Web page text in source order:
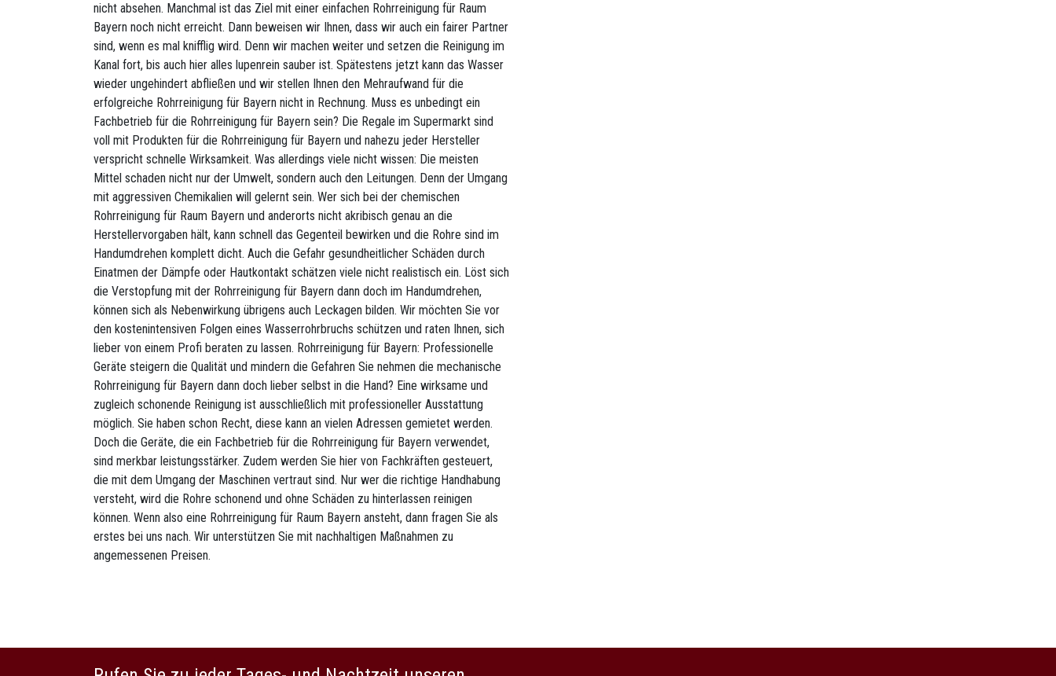
nicht absehen. Manchmal ist das Ziel mit einer einfachen Rohrreinigung für Raum
Bayern noch nicht erreicht. Dann beweisen wir Ihnen, dass wir auch ein fairer Partner
sind, wenn es mal knifflig wird. Denn wir machen weiter und setzen die Reinigung im
Kanal fort, bis auch hier alles lupenrein sauber ist. Spätestens jetzt kann das Wasser
wieder ungehindert abfließen und wir stellen Ihnen den Mehraufwand für die
erfolgreiche Rohrreinigung für Bayern nicht in Rechnung. Muss es unbedingt ein
Fachbetrieb für die Rohrreinigung für Bayern sein? Die Regale im Supermarkt sind
voll mit Produkten für die Rohrreinigung für Bayern und nahezu jeder Hersteller
verspricht schnelle Wirksamkeit. Was allerdings viele nicht wissen: Die meisten
Mittel schaden nicht nur der Umwelt, sondern auch den Leitungen. Denn der Umgang
mit aggressiven Chemikalien will gelernt sein. Wer sich bei der chemischen
Rohrreinigung für Raum Bayern und anderorts nicht akribisch genau an die
Herstellervorgaben hält, kann schnell das Gegenteil bewirken und die Rohre sind im
Handumdrehen komplett dicht. Auch die Gefahr gesundheitlicher Schäden durch
Einatmen der Dämpfe oder Hautkontakt schätzen viele nicht realistisch ein. Löst sich
die Verstopfung mit der Rohrreinigung für Bayern dann doch im Handumdrehen,
können sich als Nebenwirkung übrigens auch Leckagen bilden. Wir möchten Sie vor
den kostenintensiven Folgen eines Wasserrohrbruchs schützen und raten Ihnen, sich
lieber von einem Profi beraten zu lassen. Rohrreinigung für Bayern: Professionelle
Geräte steigern die Qualität und mindern die Gefahren Sie nehmen die mechanische
Rohrreinigung für Bayern dann doch lieber selbst in die Hand? Eine wirksame und
zugleich schonende Reinigung ist ausschließlich mit professioneller Ausstattung
möglich. Sie haben schon Recht, diese kann an vielen Adressen gemietet werden.
Doch die Geräte, die ein Fachbetrieb für die Rohrreinigung für Bayern verwendet,
sind merkbar leistungsstärker. Zudem werden Sie hier von Fachkräften gesteuert,
die mit dem Umgang der Maschinen vertraut sind. Nur wer die richtige Handhabung
versteht, wird die Rohre schonend und ohne Schäden zu hinterlassen reinigen
können. Wenn also eine Rohrreinigung für Raum Bayern ansteht, dann fragen Sie als
erstes bei uns nach. Wir unterstützen Sie mit nachhaltigen Maßnahmen zu
angemessenen Preisen.